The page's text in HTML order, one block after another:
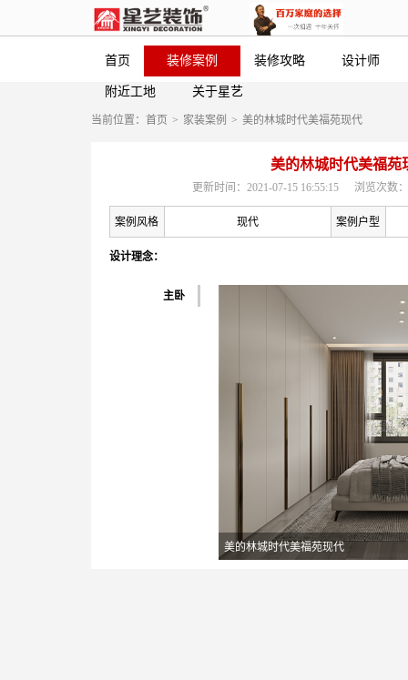
首页 装修案例 装修攻略 设计师
附近工地 关于星艺
当前位置： 首页 > 家装案例 > 美的林城时代美福苑现代
美的林城时代美福苑
更新时间：2021-07-15 16:55:15 浏览次数
案例风格 现代 案例户型
设计理念：
主卧
美的林城时代美福苑现代